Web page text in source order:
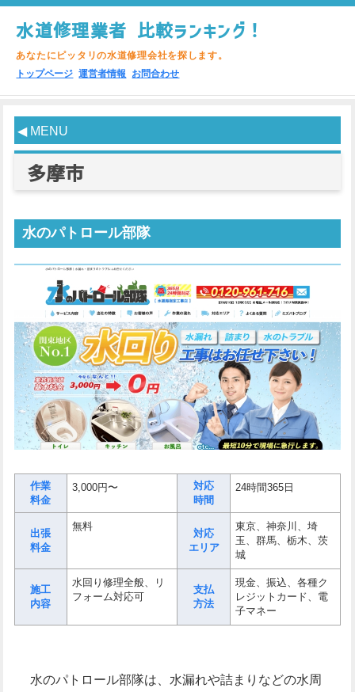
水道修理業者 比較ランキング！
あなたにピッタリの水道修理会社を探します。
トップページ 運営者情報 お問合わせ
◀ MENU
多摩市
水のパトロール部隊
作業
料金
3,000円〜
対応
時間
24時間365日
出張
料金
無料
対応
エリア
東京、神奈川、埼
玉、群馬、栃木、茨
城
施工
内容
水回り修理全般、リ
フォーム対応可
支払
方法
現金、振込、各種ク
レジットカード、電
子マネー
水のパトロール部隊は、水漏れや詰まりなどの水周